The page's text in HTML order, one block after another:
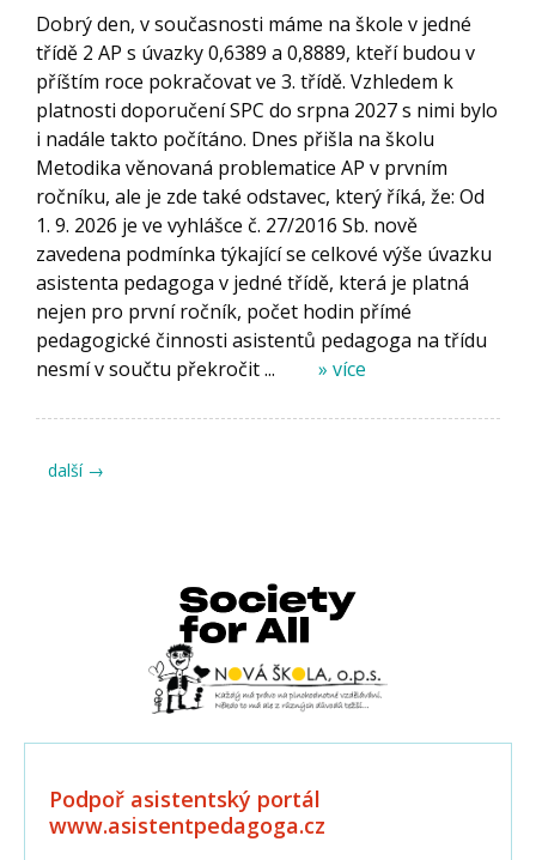
Dobrý den, v současnosti máme na škole v jedné
třídě 2 AP s úvazky 0,6389 a 0,8889, kteří budou v
příštím roce pokračovat ve 3. třídě. Vzhledem k
platnosti doporučení SPC do srpna 2027 s nimi bylo
i nadále takto počítáno. Dnes přišla na školu
Metodika věnovaná problematice AP v prvním
ročníku, ale je zde také odstavec, který říká, že: Od
1. 9. 2026 je ve vyhlášce č. 27/2016 Sb. nově
zavedena podmínka týkající se celkové výše úvazku
asistenta pedagoga v jedné třídě, která je platná
nejen pro první ročník, počet hodin přímé
pedagogické činnosti asistentů pedagoga na třídu
nesmí v součtu překročit ...
» více
další →